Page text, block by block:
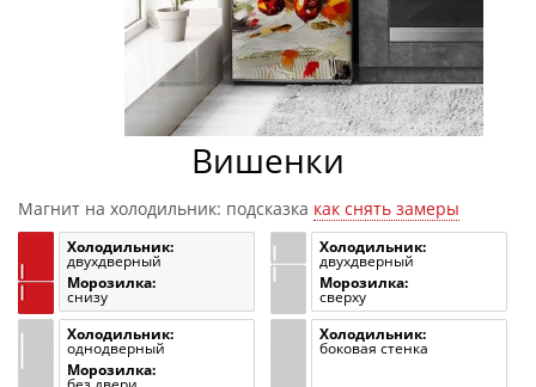
Вишенки
Магнит на холодильник: подсказка как снять замеры
Холодильник:
двухдверный
Морозилка:
снизу
Холодильник:
двухдверный
Морозилка:
сверху
Холодильник:
однодверный
Морозилка:
Холодильник:
боковая стенка